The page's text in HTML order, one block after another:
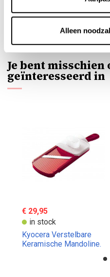
Alleen
2,5 mm.
Je bent misschien
geïnteresseerd in
€ 29,95
in stock
Kyocera Verstelbare
Keramische Mandoline.